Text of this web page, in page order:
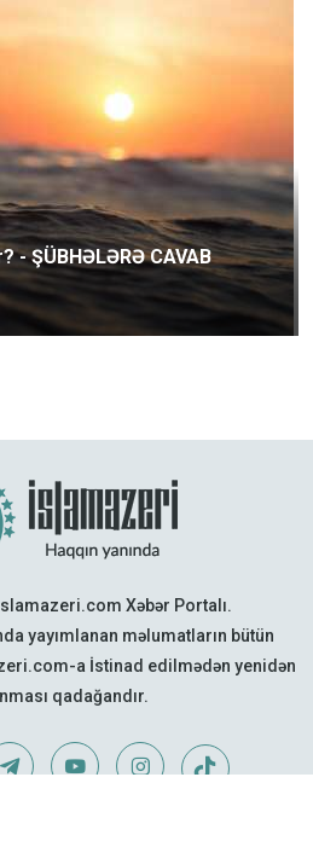
- ŞÜBHƏLƏRƏ CAVAB
Xəbər Portalı.
yayımlanan məlumatların bütün
a İstinad edilmədən yenidən
qadağandır.